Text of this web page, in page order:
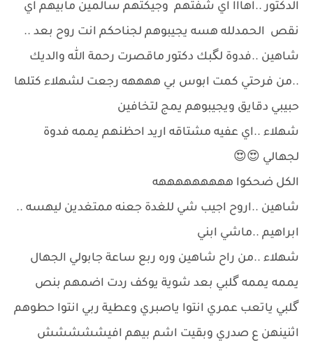
الدكتور ..اهااا اي شفتهم وجيكتهم سالمين مابيهم اي
نقص الحمدلله هسه يجيبوهم لجناحكم انت روح بعد ..
شاهين ..فدوة لگبك دكتور ماقصرت رحمة الله والديك
..من فرحتي كمت ابوس بي ههههه رجعت لشهلاء كتلها
حبيبي دقايق ويجيبوهم يمج لتخافين
شهلاء ..اي عفيه مشتاقه اريد احظنهم يممه فدوة
لجهالي 😍😍
الكل ضحكوا هههههههههه
شاهين ..اروح اجيب شي للغدة جعنه ممتغدين ليهسه ..
ابراهيم ..ماشي ابني
شهلاء ..من راح شاهين وره ربع ساعة جابولي الجهال
يممه يممه گلبي بعد شوية يوكف ردت اضمهم بنص
گلبي ياتعب عمري انتوا ياصبري وعطية ربي انتوا حطوهم
اثنينهن ع صدري وبقيت اشم بيهم افيششششش